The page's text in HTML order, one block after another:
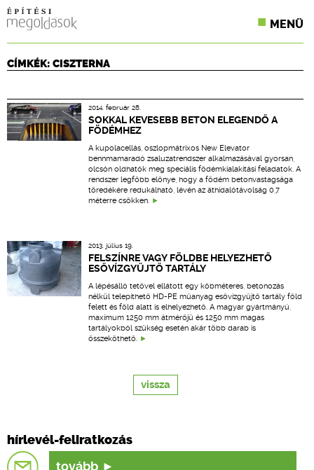
MENÜ
CPR TERMÉKKIÍRÁS
ÉPÍTÉSI JOG
ONLINE KÉPZÉSEK
CÍMKÉK: CISZTERNA
2014. február 28.
SOKKAL KEVESEBB BETON ELEGENDŐ A
FÖDÉMHEZ
A kupolacellás, oszlopmátrixos New Elevator
bennmamaradó zsaluzatrendszer alkalmazásával gyorsan,
olcsón oldhatók meg speciális födémkialakítási feladatok. A
rendszer legfőbb előnye, hogy a födém betonvastagsága
töredékére redukálható, lévén az áthidalótávolság 0,7
méterre csökken.
2013. július 19.
FELSZÍNRE VAGY FÖLDBE HELYEZHETŐ
ESŐVÍZGYŰJTŐ TARTÁLY
A lépésálló tetővel ellátott egy köbméteres, betonozás
nélkül telepíthető HD-PE műanyag esővízgyűjtő tartály föld
felett és föld alatt is elhelyezhető. A magyar gyártmányú,
maximum 1250 mm átmérőjű és 1250 mm magas
tartályokból szükség esetén akár több darab is
összeköthető.
vissza
hírlevél-feliratkozás
tovább